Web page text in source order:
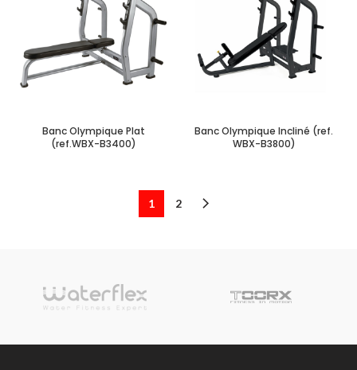
Banc Olympique Plat
(ref.WBX-B3400)
Banc Olympique Incliné (ref.
WBX-B3800)
1 2